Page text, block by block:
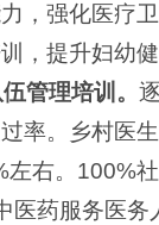
，强化医疗
，提升妇幼
管理培训 。
率。乡村医
右。100%
医药服务医